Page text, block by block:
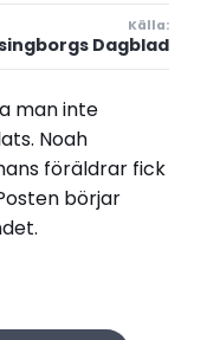
Källa:
Dagblad
man inte
Noah
föräldrar fick
börjar